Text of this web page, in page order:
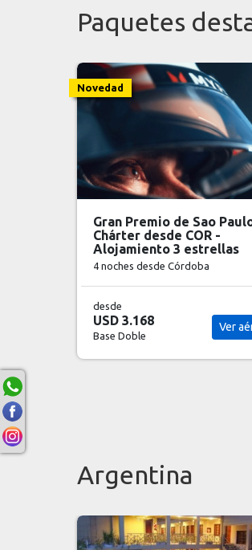
Paquetes
Novedad
Gran Premio de Sao Paulo
Chárter desde COR -
Alojamiento 3 estrellas
4 noches desde Córdoba
desde
USD 3.168
Base Doble
Ver
Argentina